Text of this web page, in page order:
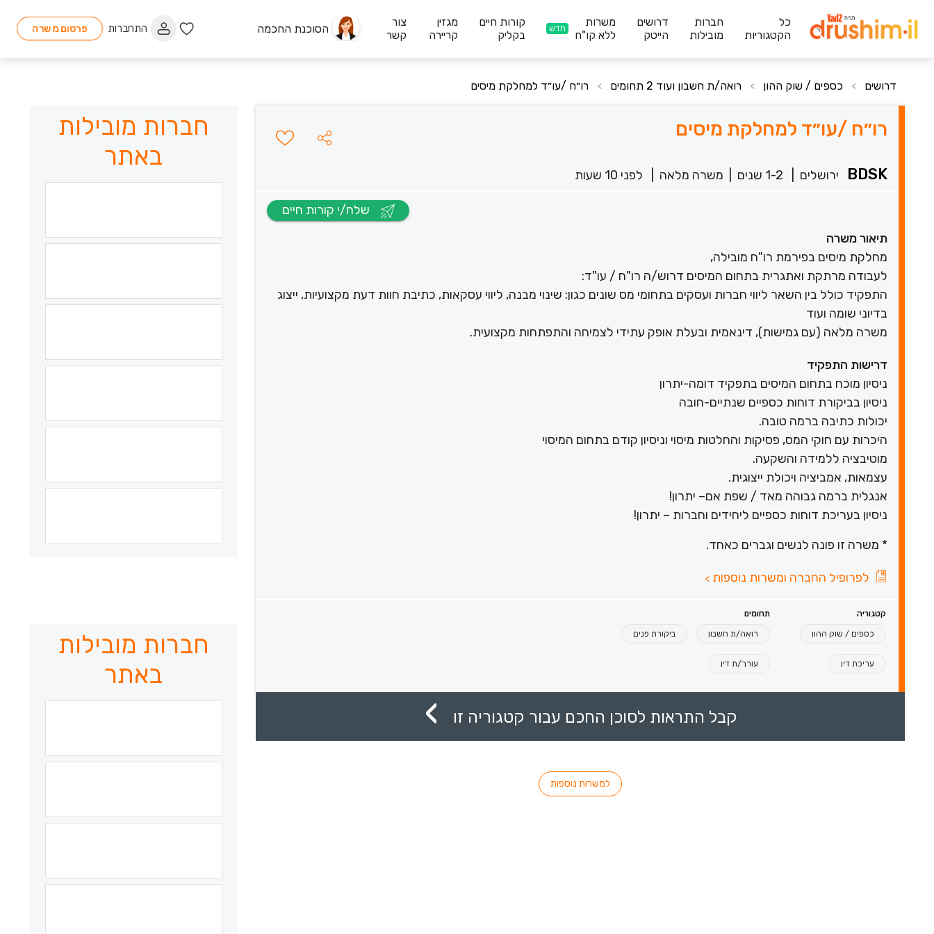
כל
הקטגוריות
חברות
מובילות
דרושים
הייטק
משרות
ללא קו"ח
חדש
קורות חיים
בקליק
מגזין
קריירה
צור
קשר
הסוכנת החכמה התחברות פרסום משרה
דרושים > כספים / שוק ההון > רואה/ת חשבון ועוד 2 תחומים > רו״ח /עו״ד למחלקת מיסים
רו״ח /עו״ד למחלקת מיסים
BDSK ירושלים 1-2 שנים משרה מלאה לפני 10 שעות
תיאור משרה
מחלקת מיסים בפירמת רו"ח מובילה,
לעבודה מרתקת ואתגרית בתחום המיסים דרוש/ה רו"ח / עו"ד:
התפקיד כולל בין השאר ליווי חברות ועסקים בתחומי מס שונים כגון: שינוי מבנה, ליווי עסקאות, כתיבת חוות דעת מקצועיות, ייצוג
בדיוני שומה ועוד
משרה מלאה (עם גמישות), דינאמית ובעלת אופק עתידי לצמיחה והתפתחות מקצועית.
דרישות התפקיד
ניסיון מוכח בתחום המיסים בתפקיד דומה-יתרון
ניסיון בביקורת דוחות כספיים שנתיים-חובה
יכולות כתיבה ברמה טובה.
היכרות עם חוקי המס, פסיקות והחלטות מיסוי וניסיון קודם בתחום המיסוי
מוטיבציה ללמידה והשקעה.
עצמאות, אמביציה ויכולת ייצוגית.
אנגלית ברמה גבוהה מאד / שפת אם– יתרון!
ניסיון בעריכת דוחות כספיים ליחידים וחברות – יתרון!
* משרה זו פונה לנשים וגברים כאחד.
לפרופיל החברה ומשרות נוספות >
קטגוריה תחומים
כספים / שוק ההון רואה/ת חשבון ביקורת פנים
עריכת דין עורך/ת דין
קבל התראות לסוכן החכם עבור קטגוריה זו
למשרות נוספות
חברות מובילות
באתר
חברות מובילות
באתר